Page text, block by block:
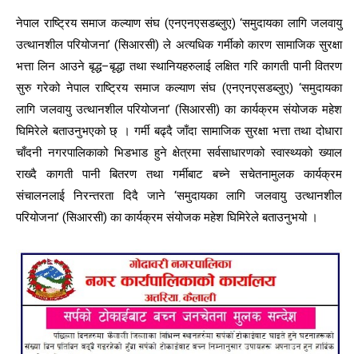
नेपाल राष्ट्रिय समाज कल्याण संघ (एनएनएसडब्लुए) ‘समुदायका लागि जलवायु
उत्थानशील परियोजना’ (सिआरसी) ले अत्यधिक गर्मीको कारण सामाजिक सुरक्षा
भत्ता लिन आउने बृद्ध–बृद्धा तथा स्थानियहरुलाई लक्षित गरि कागती पानी वितरण
सुरु गरेको नेपाल राष्ट्रिय समाज कल्याण संघ (एनएनएसडब्लुए) ‘समुदायका
लागि जलवायु उत्थानशील परियोजना’ (सिआरसी) का कार्यक्रम संयोजक महेश
घिमिरेले बताउनुभएको छ् । गर्मी बढ्दै जाँदा सामाजिक सुरक्षा भत्ता तथा दोधारा
चाँदनी नगरपालिकाको भिडभाड हुने क्षेत्रमा सर्वसाधारणको स्वास्थ्यको ख्याल
राख्दै कागती पानी बितरण तथा गर्मीबाट बच्ने सचेतनामुलक कार्यक्रम
संचालनलाई निरन्तरता दिदै जाने ‘समुदायका लागि जलवायु उत्थानशील
परियोजना’ (सिआरसी) का कार्यक्रम संयोजक महेश घिमिरेले बताउनुभयो ।